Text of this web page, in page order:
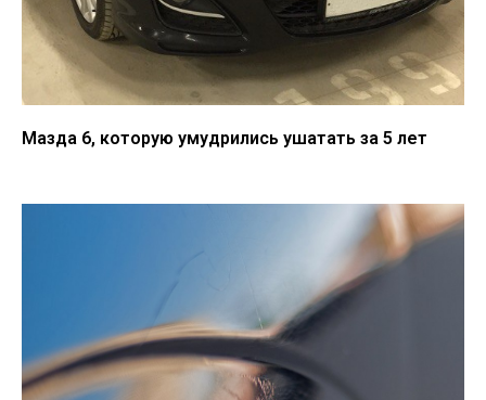
Мазда 6, которую умудрились ушатать за 5 лет